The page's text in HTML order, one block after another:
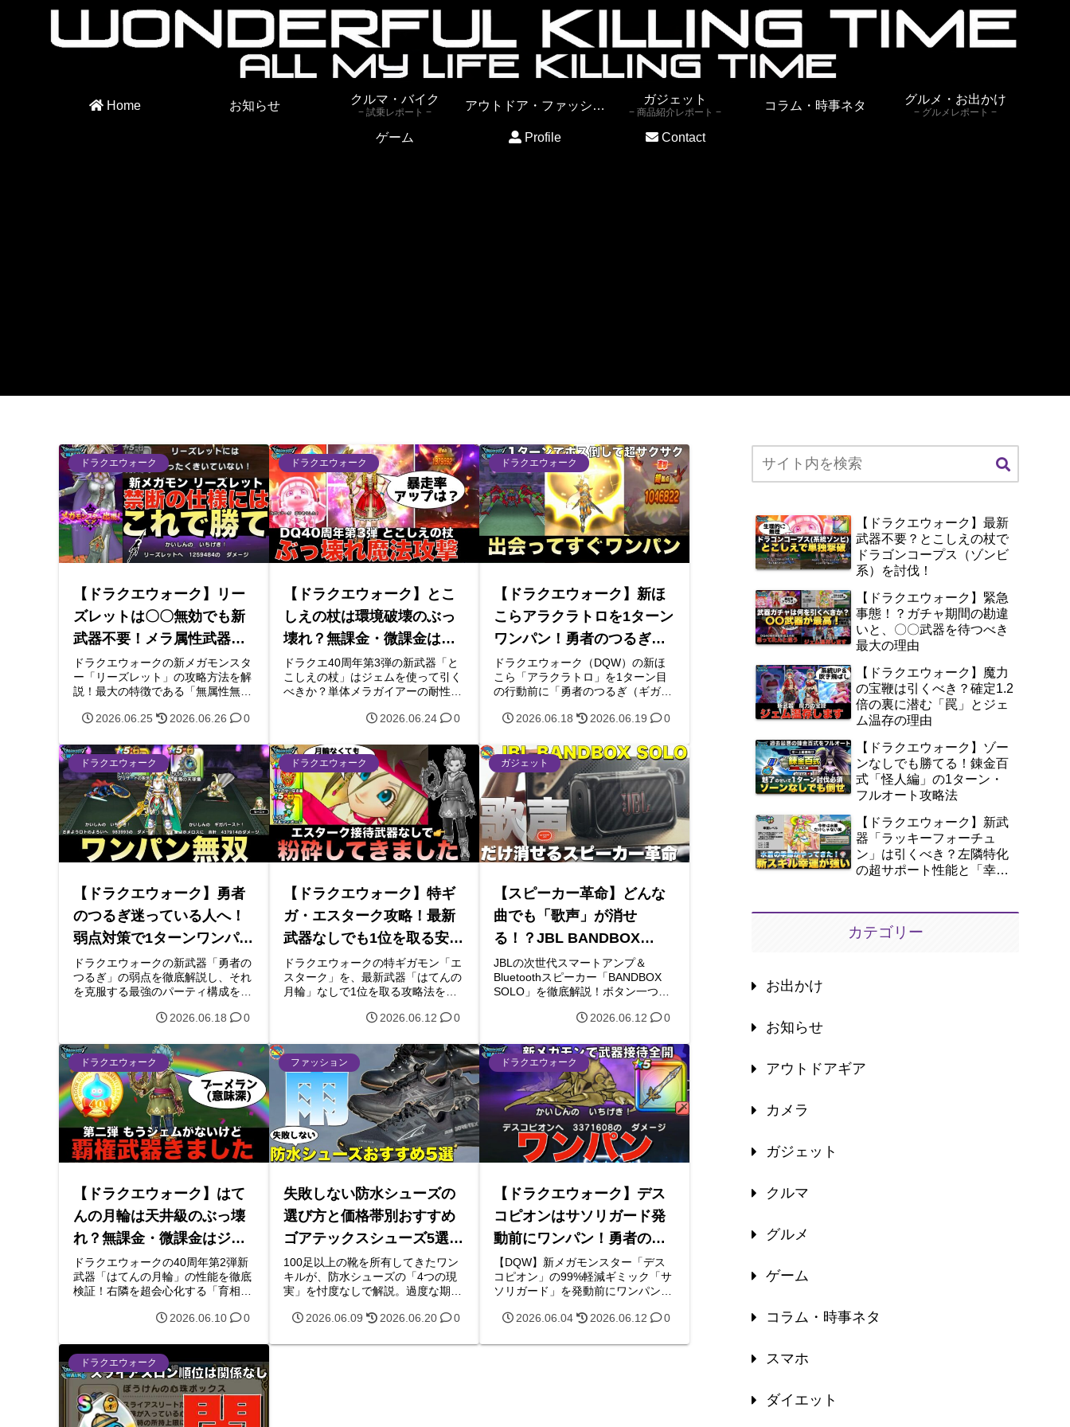
Home お知らせ
クルマ・バイク
試乗レポート
アウトドア・ファッション
ガジェット
商品紹介レポート
コラム・時事ネタ
グルメ・お出かけ
グルメレポート
ゲーム
Profile Contact
ドラクエウォーク
【ドラクエウォーク】リー
ズレットは〇〇無効でも新
武器不要！メラ属性武器の6
ターン目戦法で簡単攻略！
ドラクエウォークの新メガモンスタ
ー「リーズレット」の攻略方法を解
説！最大の特徴である「無属性無
勝てるメラ属性を活かした6ターン
ティ編成の注意点まで詳しく紹介し
ます。
2026.06.25 2026.06.26 0
ドラクエウォーク
【ドラクエウォーク】とこ
しえの杖は環境破壊のぶっ
壊れ？無課金・微課金はジ
ェムを使うべきか徹底解
説！
ドラクエ40周年第3弾の新武器「と
こしえの杖」はジェムを使って引く
べきか？単体メラガイアーの耐性ダ
どうしこうりんのゾーンバフ消費な
謎を徹底解説します。無課金・微課
金プレイヤー必見！
2026.06.24 0
ドラクエウォーク
【ドラクエウォーク】新ほ
こらアラクラトロを1ターン
ワンパン！勇者のつるぎで
爆速フルオート周回攻略
ドラクエウォーク（DQW）の新ほ
こら「アラクラトロ」を1ターン目
の行動前に「勇者のつるぎ（ギガソ
オートで爆速周回する攻略法を徹底
こころを乱獲しよう！
2026.06.18 2026.06.19 0
ドラクエウォーク
【ドラクエウォーク】勇者
のつるぎ迷っている人へ！
弱点対策で1ターンワンパン
が可能に！
ドラクエウォークの新武器「勇者の
つるぎ」の弱点を徹底解説し、それ
を克服する最強のパーティ構成を紹
りにくさ、会心必中切れといった課
などのサポート装備と素早さ調整で
解決。ほこらやメガモンなどの単体
ボスを1ターンでワンパンする圧倒
的な火力をぜひ動画で確認してくだ
さい。ガチャで迷っている方必見で
す！
2026.06.18 0
ドラクエウォーク
【ドラクエウォーク】特ギ
ガ・エスターク攻略！最新
武器なしでも1位を取る安定
構成と立ち回り
ドラクエウォークの特ギガモン「エ
スターク」を、最新武器「はてんの
月輪」なしで1位を取る攻略法を解
し対策、おすすめの武器編成（無属
ます。無課金・微課金でも安定周回
できる構成は必見です。
2026.06.12 0
ガジェット
【スピーカー革命】どんな
曲でも「歌声」が消せ
る！？JBL BANDBOX
SOLOが凄すぎたので機能
と魅力を徹底解説！
JBLの次世代スマートアンプ＆
Bluetoothスピーカー「BANDBOX
SOLO」を徹底解説！ボタン一つで
テム分離機能」など、音楽好きや動
スの魅力をレビューと共にお届けし
ます。
2026.06.12 0
ドラクエウォーク
【ドラクエウォーク】はて
んの月輪は天井級のぶっ壊
れ？無課金・微課金はジェ
ム投入をちょっと待って！
性能とおすすめ組み合わせ
ドラクエウォークの40周年第2弾新
武器「はてんの月輪」の性能を徹底
検証！右隣を超会心化する「育相
の剣など直撃武器との相性、無課
とめました。
2026.06.10 0
ファッション
失敗しない防水シューズの
選び方と価格帯別おすすめ
ゴアテックスシューズ5選
【梅雨対策】
100足以上の靴を所有してきたワン
キルが、防水シューズの「4つの現
実」を忖度なしで解説。過度な期待
シックス、ニューバランス、サロモ
帯別のおすすめゴアテックス5選を
2026.06.09 2026.06.20 0
ドラクエウォーク
【ドラクエウォーク】デス
コピオンはサソリガード発
動前にワンパン！勇者のつ
るぎ編成と立ち回り
【DQW】新メガモンスター「デス
コピオン」の99%軽減ギミック「サ
ソリガード」を発動前にワンパン撃
を使った最強編成の立ち回りや、雷
ルが徹底解説します。
2026.06.04 2026.06.12 0
ドラクエウォーク
【ドラクエウォーク】最新
武器不要？とこしえの杖で
ドラゴンコープス（ゾンビ
系）を討伐！
【ドラクエウォーク】緊急
事態！？ガチャ期間の勘違
いと、〇〇武器を待つべき
最大の理由
【ドラクエウォーク】魔力
の宝鞭は引くべき？確定1.2
倍の裏に潜む「罠」とジェ
ム温存の理由
【ドラクエウォーク】ゾー
ンなしでも勝てる！錬金百
式「怪人編」の1ターン・
フルオート攻略法
【ドラクエウォーク】新武
器「ラッキーフォーチュ
ン」は引くべき？左隣特化
の超サポート性能と「幸
カテゴリー
お出かけ
お知らせ
アウトドアギア
カメラ
ガジェット
クルマ
グルメ
ゲーム
コラム・時事ネタ
スマホ
ダイエット